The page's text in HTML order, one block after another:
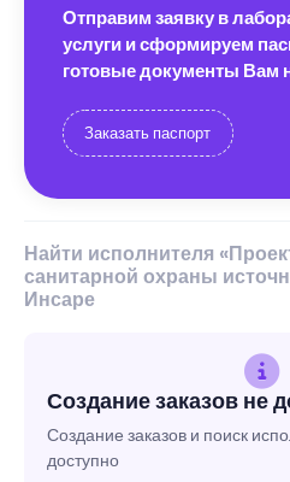
Отправим заявку в
услуги и сформируем
готовые документы Вам
Заказать паспорт
Найти исполнителя
санитарной охраны
Инсаре
Создание заказов не
Создание заказов и поиск
доступно